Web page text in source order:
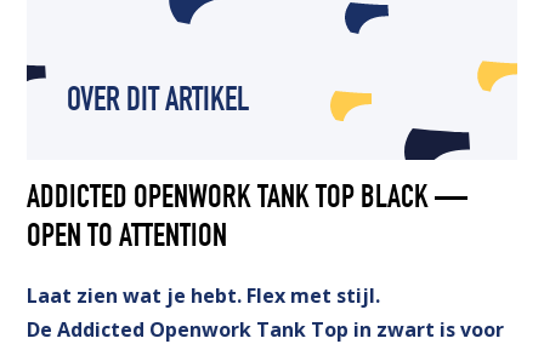
OVER DIT ARTIKEL
ADDICTED OPENWORK TANK TOP BLACK —
OPEN TO ATTENTION
Laat zien wat je hebt. Flex met stijl.
De Addicted Openwork Tank Top in zwart is voor